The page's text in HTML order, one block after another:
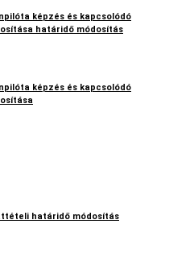
képzés és kapcsolódó
határidő módosítás
képzés és kapcsolódó
határidő módosítás